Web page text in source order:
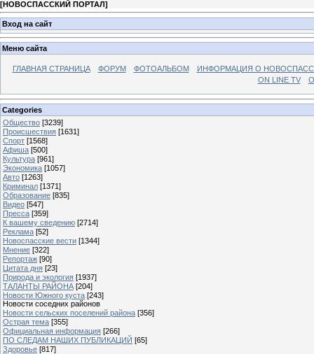
[НОВОСПАССКИЙ ПОРТАЛ]
Вход на сайт
Меню сайта
ГЛАВНАЯ СТРАНИЦА ФОРУМ ФОТОАЛЬБОМ
ИНФОРМАЦИЯ О
ON LINE TV
Categories
Общество [3239]
Происшествия [1631]
Спорт [1568]
Афиша [500]
Культура [961]
Экономика [1057]
Авто [1263]
Криминал [1371]
Образование [835]
Видео [547]
Пресса [359]
К вашему сведению [2714]
Реклама [52]
Новоспасские вести [1344]
Мнение [322]
Репортаж [90]
Цитата дня [23]
Природа и экология [1937]
ТАЛАНТЫ РАЙОНА [204]
Новости Южного куста [243]
Новости соседних районов
Новости сельских поселений района [356]
Острая тема [355]
Официальная информация [266]
ПО СЛЕДАМ НАШИХ ПУБЛИКАЦИЙ [65]
Здоровье [817]